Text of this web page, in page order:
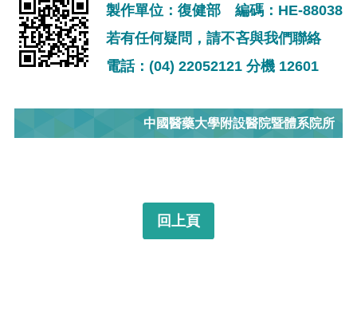
製作單位：復健部 編碼：HE-88038
若有任何疑問，請不吝與我們聯絡
電話：(04) 22052121 分機 12601
中國醫藥大學附設醫院暨體系院所
回上頁